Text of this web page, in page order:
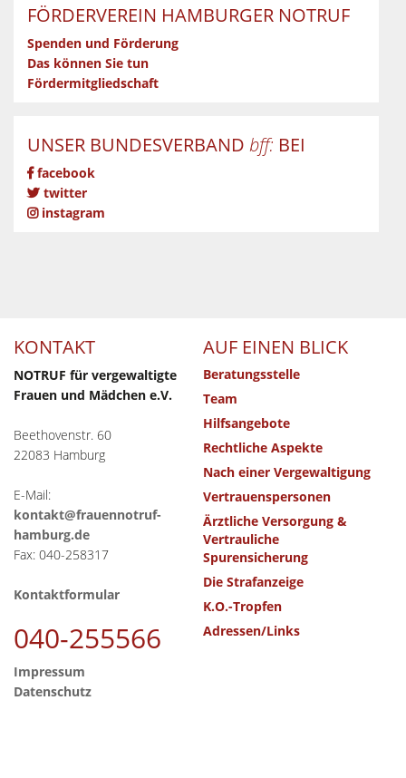
FÖRDERVEREIN HAMBURGER NOTRUF
Spenden und Förderung
Das können Sie tun
Fördermitgliedschaft
UNSER BUNDESVERBAND bff: BEI
facebook
twitter
instagram
KONTAKT
NOTRUF für vergewaltigte
Frauen und Mädchen e.V.
Beethovenstr. 60
22083 Hamburg
E-Mail:
kontakt@frauennotruf-
hamburg.de
Fax: 040-258317
Kontaktformular
040-255566
Impressum
Datenschutz
AUF EINEN BLICK
Beratungsstelle
Team
Hilfsangebote
Rechtliche Aspekte
Nach einer Vergewaltigung
Vertrauenspersonen
Ärztliche Versorgung &
Vertrauliche
Spurensicherung
Die Strafanzeige
K.O.-Tropfen
Adressen/Links